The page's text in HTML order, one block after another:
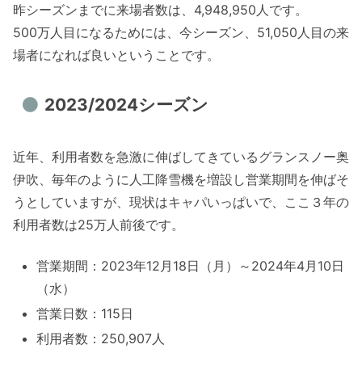
昨シーズンまでに来場者数は、4,948,950人です。
500万人目になるためには、今シーズン、51,050人目の来
場者になれば良いということです。
2023/2024シーズン
近年、利用者数を急激に伸ばしてきているグランスノー奥
伊吹、毎年のように人工降雪機を増設し営業期間を伸ばそ
うとしていますが、現状はキャパいっぱいで、ここ３年の
利用者数は25万人前後です。
営業期間：2023年12月18日（月）～2024年4月10日
（水）
営業日数：115日
利用者数：250,907人